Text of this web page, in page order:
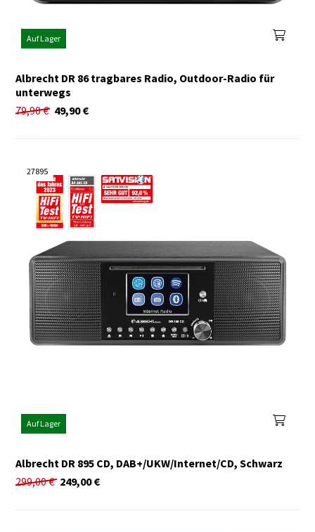
Auf Lager
Albrecht DR 86 tragbares Radio, Outdoor-Radio für
unterwegs
79,90€ €
49,90
27895
Auf Lager
Albrecht DR 895 CD, DAB+/UKW/Internet/CD, Schwarz
299,00€ €
249,00